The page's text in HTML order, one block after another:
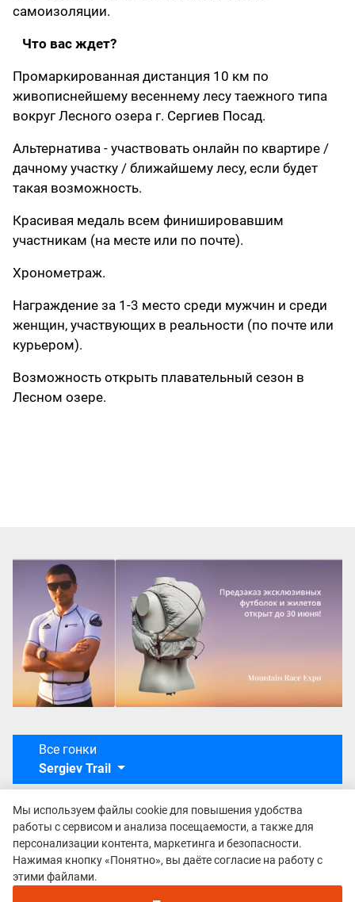
самоизоляции.
Что вас ждет?
Промаркированная дистанция 10 км по
живописнейшему весеннему лесу таежного типа
вокруг Лесного озера г. Сергиев Посад.
Альтернатива - участвовать онлайн по квартире /
дачному участку / ближайшему лесу, если будет
такая возможность.
Красивая медаль всем финишировавшим
участникам (на месте или по почте).
Хронометраж.
Награждение за 1-3 место среди мужчин и среди
женщин, участвующих в реальности (по почте или
курьером).
Возможность открыть плавательный сезон в
Лесном озере.
Все гонки
Sergiev Trail
Мы используем файлы cookie для повышения удобства
работы с сервисом и анализа посещаемости, а также для
персонализации контента, маркетинга и безопасности.
Нажимая кнопку «Понятно», вы даёте согласие на работу с
этими файлами.